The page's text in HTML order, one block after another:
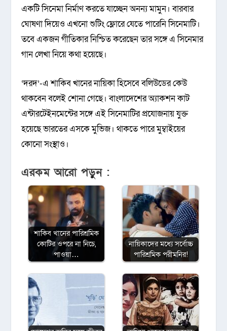
একটি সিনেমা নির্মাণ করতে যাচ্ছেন অনন্য মামুন। বারবার
ঘোষণা দিয়েও এখনো শুটিং ফ্লোরে যেতে পারেনি সিনেমাটি।
তবে একজন গীতিকার নিশ্চিত করেছেন তার সঙ্গে এ সিনেমার
গান লেখা নিয়ে কথা হয়েছে।
‘দরদ’-এ শাকিব খানের নায়িকা হিসেবে বলিউডের কেউ
থাকবেন বলেই শোনা গেছে। বাংলাদেশের অ্যাকশন কাট
এন্টারটেইনমেন্টের সঙ্গে এই সিনেমাটির প্রযোজনায় যুক্ত
হয়েছে ভারতের এসকে মুভিজ। থাকতে পারে মুম্বাইয়ের
কোনো সংস্থাও।
এরকম আরো পড়ুন :
শাকিব খানের পারিশ্রমিক
কোটির ওপরে না নিচে,
পাওয়া…
নায়িকাদের মধ্যে সর্বোচ্চ
পারিশ্রমিক পরীমনির!